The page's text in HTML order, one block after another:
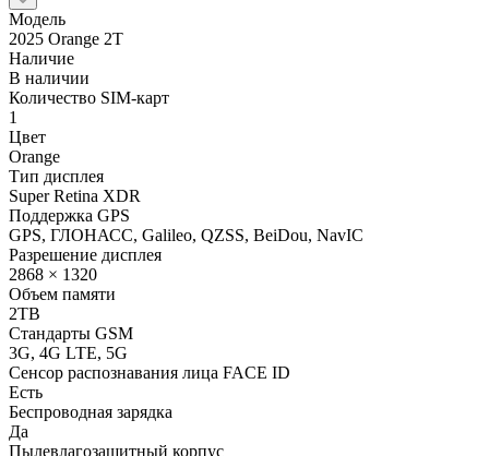
Модель
2025 Orange 2T
Наличие
В наличии
Количество SIM-карт
1
Цвет
Orange
Тип дисплея
Super Retina XDR
Поддержка GPS
GPS, ГЛОНАСС, Galileo, QZSS, BeiDou, NavIC
Разрешение дисплея
2868 × 1320
Объем памяти
2TB
Стандарты GSM
3G, 4G LTE, 5G
Сенсор распознавания лица FACE ID
Есть
Беспроводная зарядка
Да
Пылевлагозащитный корпус